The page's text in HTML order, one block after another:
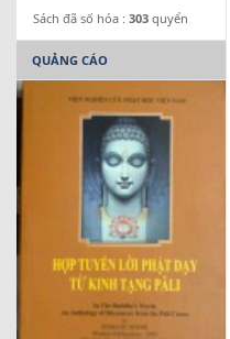
Sách đã số hóa : 303 quyển
QUẢNG CÁO